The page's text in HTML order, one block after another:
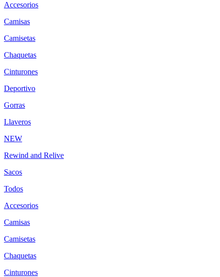
Accesorios
Camisas
Camisetas
Chaquetas
Cinturones
Deportivo
Gorras
Llaveros
NEW
Rewind and Relive
Sacos
Todos
Accesorios
Camisas
Camisetas
Chaquetas
Cinturones